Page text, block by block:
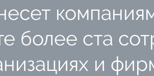
более ста
и